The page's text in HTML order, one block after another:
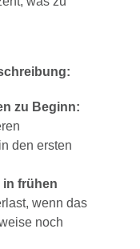
zu Beginn:
den ersten
frühen
wenn das
noch